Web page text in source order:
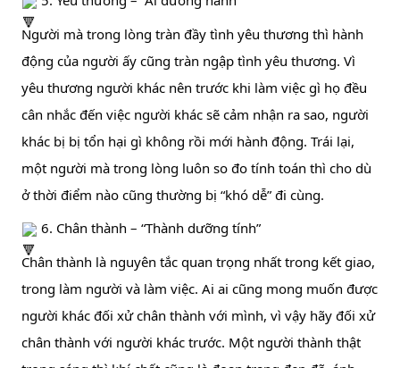
Người mà trong lòng tràn đầy tình yêu thương thì hành
động của người ấy cũng tràn ngập tình yêu thương. Vì
yêu thương người khác nên trước khi làm việc gì họ đều
cân nhắc đến việc người khác sẽ cảm nhận ra sao, người
khác bị bị tổn hại gì không rồi mới hành động. Trái lại,
một người mà trong lòng luôn so đo tính toán thì cho dù
ở thời điểm nào cũng thường bị “khó dễ” đi cùng.
6. Chân thành – “Thành dưỡng tính”
Chân thành là nguyên tắc quan trọng nhất trong kết giao,
trong làm người và làm việc. Ai ai cũng mong muốn được
người khác đối xử chân thành với mình, vì vậy hãy đối xử
chân thành với người khác trước. Một người thành thật